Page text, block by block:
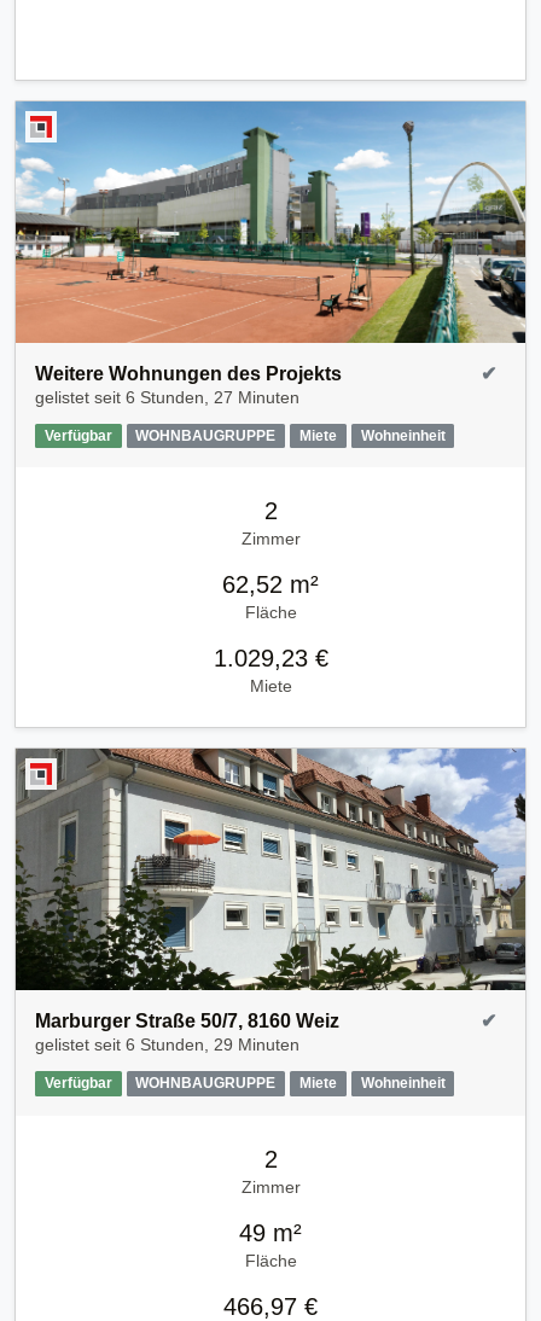
Weitere Wohnungen des Projekts
gelistet seit 6 Stunden, 27 Minuten
Verfügbar WOHNBAUGRUPPE Miete Wohneinheit
✔
2
Zimmer
62,52 m²
Fläche
1.029,23 €
Miete
Marburger Straße 50/7, 8160 Weiz
gelistet seit 6 Stunden, 29 Minuten
Verfügbar WOHNBAUGRUPPE Miete Wohneinheit
✔
2
Zimmer
49 m²
Fläche
466,97 €